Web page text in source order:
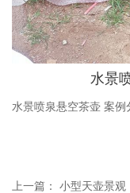
水景
水景喷泉悬空茶壶 案例
上一篇： 小型天壶景观